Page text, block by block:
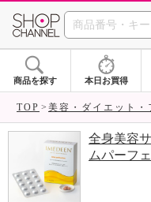
商品を探す 本日お買得
TOP 美容・ダイエット・
全身美容
ムパーフ